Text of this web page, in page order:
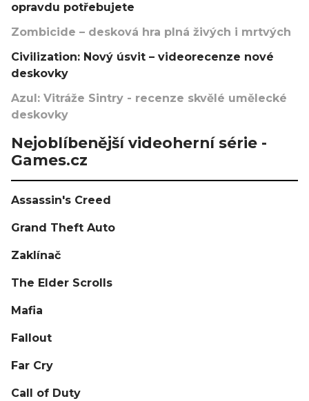
opravdu potřebujete
Zombicide – desková hra plná živých i mrtvých
Civilization: Nový úsvit – videorecenze nové
deskovky
Azul: Vitráže Sintry - recenze skvělé umělecké
deskovky
Nejoblíbenější videoherní série -
Games.cz
Assassin's Creed
Grand Theft Auto
Zaklínač
The Elder Scrolls
Mafia
Fallout
Far Cry
Call of Duty